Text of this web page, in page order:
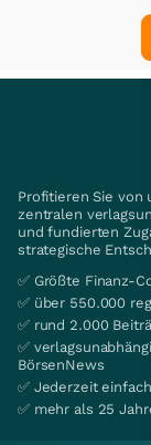
Profitieren Sie von
zentralen
und fundierten
strategische
✅ Größte Finanz-
✅ über 550.000
✅ rund 2.000
✅
BörsenNews
✅ Jederzeit
✅ mehr als 25